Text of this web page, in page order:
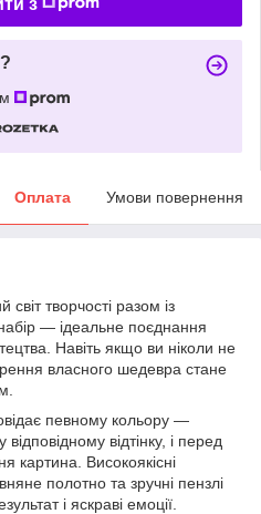
Оплата Умови повернення
світ творчості разом із
— ідеальне поєднання
Навіть якщо ви ніколи не
власного шедевра стане
певному кольору —
відтінку, і перед
Високоякісні
полотно та зручні пензлі
і яскраві емоції.